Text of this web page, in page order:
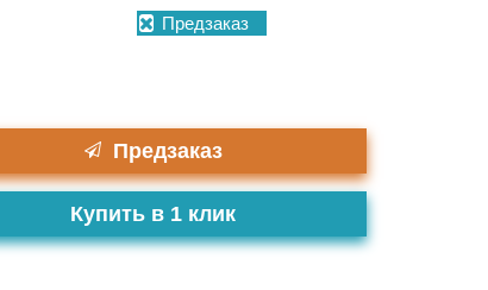
Предзаказ
Предзаказ
Купить в 1 клик